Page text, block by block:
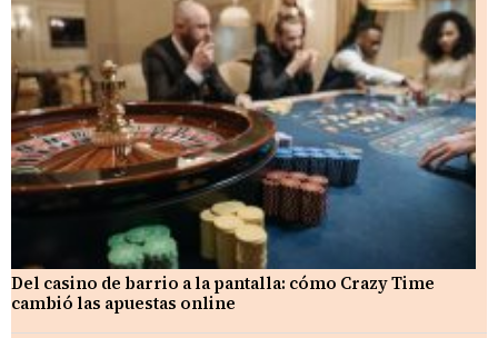
Del casino de barrio a la pantalla: cómo Crazy Time
cambió las apuestas online